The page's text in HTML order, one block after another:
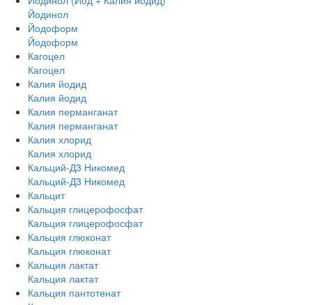
Йодинол
Йодоформ
Йодоформ
Кагоцел
Кагоцел
Калия йодид
Калия йодид
Калия перманганат
Калия перманганат
Калия хлорид
Калия хлорид
Кальций-Д3 Никомед
Кальций-Д3 Никомед
Кальцит
Кальция глицерофосфат
Кальция глицерофосфат
Кальция глюконат
Кальция глюконат
Кальция лактат
Кальция лактат
Кальция пантотенат